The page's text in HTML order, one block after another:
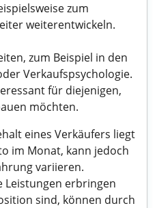
zum
weiterentwickeln.
zum Beispiel in den
Verkaufspsychologie.
für diejenigen,
möchten.
eines Verkäufers liegt
im Monat, kann jedoch
variieren.
Leistungen erbringen
sind, können durch